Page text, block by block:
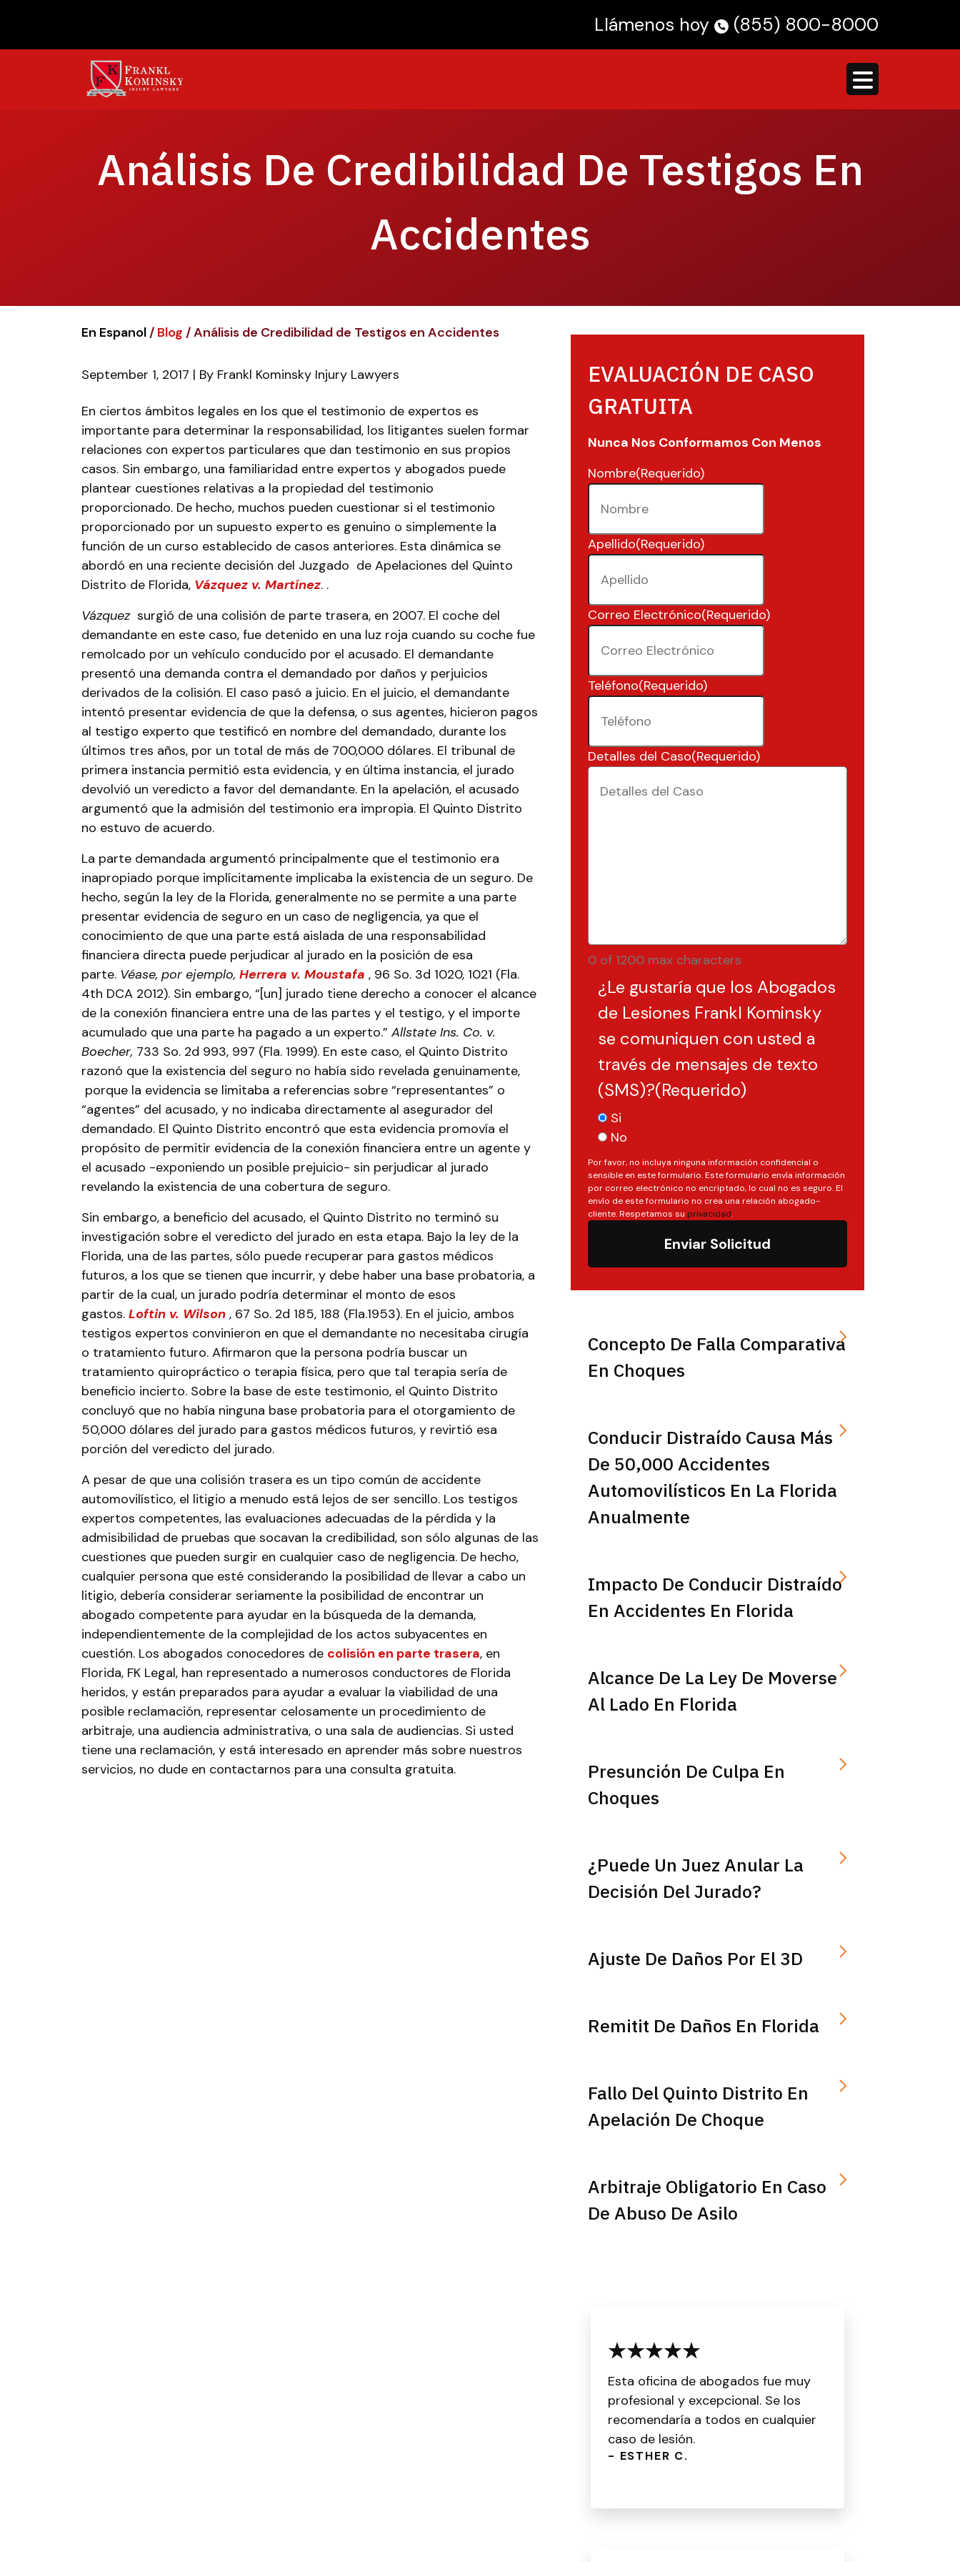
content
Llámenos hoy (855) 800-8000
Análisis De Credibilidad De Testigos En
Accidentes
En Espanol/ Blog /Análisis de Credibilidad de Testigos en Accidentes
September 1, 2017 | By Frankl Kominsky Injury Lawyers
Análisis
de
Credibilidad
de
Testigos
en
Accidentes
En ciertos ámbitos legales en los que el testimonio de expertos es
importante para determinar la responsabilidad, los litigantes suelen formar
relaciones con expertos particulares que dan testimonio en sus propios
casos. Sin embargo, una familiaridad entre expertos y abogados puede
plantear cuestiones relativas a la propiedad del testimonio
proporcionado. De hecho, muchos pueden cuestionar si el testimonio
proporcionado por un supuesto experto es genuino o simplemente la
función de un curso establecido de casos anteriores. Esta dinámica se
abordó en una reciente decisión del Juzgado de Apelaciones del Quinto
Distrito de Florida, Vázquez v. Martínez. .
Vázquezsurgió de una colisión de parte trasera, en 2007. El coche del
demandante en este caso, fue detenido en una luz roja cuando su coche fue
remolcado por un vehículo conducido por el acusado. El demandante
presentó una demanda contra el demandado por daños y perjuicios
derivados de la colisión. El caso pasó a juicio. En el juicio, el demandante
intentó presentar evidencia de que la defensa, o sus agentes, hicieron pagos
al testigo experto que testificó en nombre del demandado, durante los
últimos tres años, por un total de más de 700,000 dólares. El tribunal de
primera instancia permitió esta evidencia, y en última instancia, el jurado
devolvió un veredicto a favor del demandante. En la apelación, el acusado
argumentó que la admisión del testimonio era impropia. El Quinto Distrito
no estuvo de acuerdo.
La parte demandada argumentó principalmente que el testimonio era
inapropiado porque implícitamente implicaba la existencia de un seguro. De
hecho, según la ley de la Florida, generalmente no se permite a una parte
presentar evidencia de seguro en un caso de negligencia, ya que el
conocimiento de que una parte está aislada de una responsabilidad
financiera directa puede perjudicar al jurado en la posición de esa
parte. Véase, por ejemplo, Herrera v. Moustafa , 96 So. 3d 1020, 1021 (Fla.
4th DCA 2012). Sin embargo, “[un] jurado tiene derecho a conocer el alcance
de la conexión financiera entre una de las partes y el testigo, y el importe
acumulado que una parte ha pagado a un experto.” Allstate Ins. Co. v.
Boecher, 733 So. 2d 993, 997 (Fla. 1999). En este caso, el Quinto Distrito
razonó que la existencia del seguro no había sido revelada genuinamente,
porque la evidencia se limitaba a referencias sobre “representantes” o
“agentes” del acusado, y no indicaba directamente al asegurador del
demandado. El Quinto Distrito encontró que esta evidencia promovía el
propósito de permitir evidencia de la conexión financiera entre un agente y
el acusado -exponiendo un posible prejuicio- sin perjudicar al jurado
revelando la existencia de una cobertura de seguro.
Sin embargo, a beneficio del acusado, el Quinto Distrito no terminó su
investigación sobre el veredicto del jurado en esta etapa. Bajo la ley de la
Florida, una de las partes, sólo puede recuperar para gastos médicos
futuros, a los que se tienen que incurrir, y debe haber una base probatoria, a
partir de la cual, un jurado podría determinar el monto de esos
gastos. Loftin v. Wilson , 67 So. 2d 185, 188 (Fla.1953). En el juicio, ambos
testigos expertos convinieron en que el demandante no necesitaba cirugía
o tratamiento futuro. Afirmaron que la persona podría buscar un
tratamiento quiropráctico o terapia física, pero que tal terapia sería de
beneficio incierto. Sobre la base de este testimonio, el Quinto Distrito
concluyó que no había ninguna base probatoria para el otorgamiento de
50,000 dólares del jurado para gastos médicos futuros, y revirtió esa
porción del veredicto del jurado.
A pesar de que una colisión trasera es un tipo común de accidente
automovilístico, el litigio a menudo está lejos de ser sencillo. Los testigos
expertos competentes, las evaluaciones adecuadas de la pérdida y la
admisibilidad de pruebas que socavan la credibilidad, son sólo algunas de las
cuestiones que pueden surgir en cualquier caso de negligencia. De hecho,
cualquier persona que esté considerando la posibilidad de llevar a cabo un
litigio, debería considerar seriamente la posibilidad de encontrar un
abogado competente para ayudar en la búsqueda de la demanda,
independientemente de la complejidad de los actos subyacentes en
cuestión. Los abogados conocedores de colisión en parte trasera, en
Florida, FK Legal, han representado a numerosos conductores de Florida
heridos, y están preparados para ayudar a evaluar la viabilidad de una
posible reclamación, representar celosamente un procedimiento de
arbitraje, una audiencia administrativa, o una sala de audiencias. Si usted
tiene una reclamación, y está interesado en aprender más sobre nuestros
servicios, no dude en contactarnos para una consulta gratuita.
EVALUACIÓN DE CASO
GRATUITA
Nunca Nos Conformamos Con Menos
Nombre(Requerido)
Apellido(Requerido)
Correo Electrónico(Requerido)
Teléfono(Requerido)
Detalles del Caso(Requerido)
0 of 1200 max characters
¿Le gustaría que los Abogados
de Lesiones Frankl Kominsky
se comuniquen con usted a
través de mensajes de texto
(SMS)?(Requerido)
Si
No
Por favor, no incluya ninguna información confidencial o
sensible en este formulario. Este formulario envía información
por correo electrónico no encriptado, lo cual no es seguro. El
envío de este formulario no crea una relación abogado-
cliente. Respetamos su privacidad.
Enviar Solicitud
Concepto De Falla Comparativa
En Choques
Conducir Distraído Causa Más
De 50,000 Accidentes
Automovilísticos En La Florida
Anualmente
Impacto De Conducir Distraído
En Accidentes En Florida
Alcance De La Ley De Moverse
Al Lado En Florida
Presunción De Culpa En
Choques
¿Puede Un Juez Anular La
Decisión Del Jurado?
Ajuste De Daños Por El 3D
Remitit De Daños En Florida
Fallo Del Quinto Distrito En
Apelación De Choque
Arbitraje Obligatorio En Caso
De Abuso De Asilo
Esta oficina de abogados fue muy
profesional y excepcional. Se los
recomendaría a todos en cualquier
caso de lesión.
- ESTHER C.